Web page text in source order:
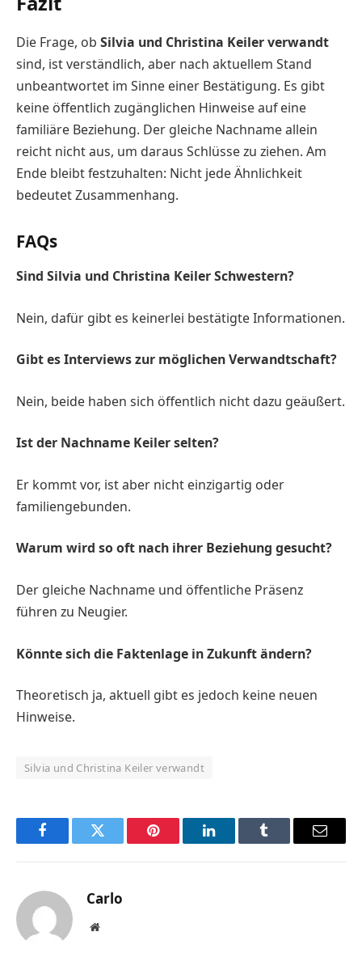
Die Frage, ob Silvia und Christina Keiler verwandt
sind, ist verständlich, aber nach aktuellem Stand
unbeantwortet im Sinne einer Bestätigung. Es gibt
keine öffentlich zugänglichen Hinweise auf eine
familiäre Beziehung. Der gleiche Nachname allein
reicht nicht aus, um daraus Schlüsse zu ziehen. Am
Ende bleibt festzuhalten: Nicht jede Ähnlichkeit
bedeutet Zusammenhang.
FAQs
Sind Silvia und Christina Keiler Schwestern?
Nein, dafür gibt es keinerlei bestätigte Informationen.
Gibt es Interviews zur möglichen Verwandtschaft?
Nein, beide haben sich öffentlich nicht dazu geäußert.
Ist der Nachname Keiler selten?
Er kommt vor, ist aber nicht einzigartig oder
familiengebunden.
Warum wird so oft nach ihrer Beziehung gesucht?
Der gleiche Nachname und öffentliche Präsenz
führen zu Neugier.
Könnte sich die Faktenlage in Zukunft ändern?
Theoretisch ja, aktuell gibt es jedoch keine neuen
Hinweise.
Silvia und Christina Keiler verwandt
FacebookTwitter Pinterest LinkedInTumblr Email
Carlo
Website